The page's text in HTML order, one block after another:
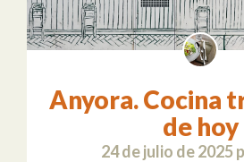
Anyora. Cocina
de hoy
24 de julio de 2025